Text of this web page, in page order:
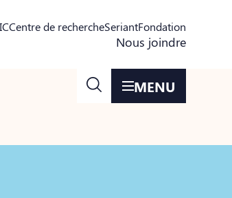
Centre de rechercheSeriantFondation
Nous joindre
MENU